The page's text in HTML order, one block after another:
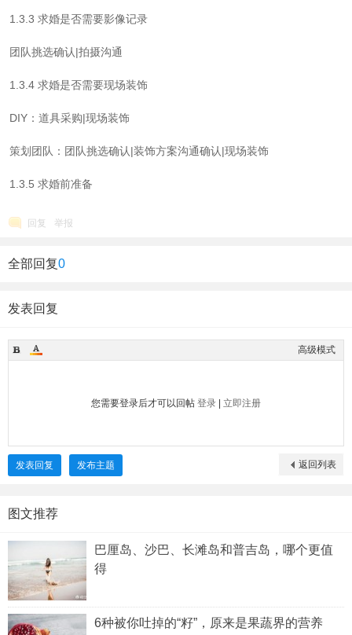
1.3.3 求婚是否需要影像记录
团队挑选确认|拍摄沟通
1.3.4 求婚是否需要现场装饰
DIY：道具采购|现场装饰
策划团队：团队挑选确认|装饰方案沟通确认|现场装饰
1.3.5 求婚前准备
回复 举报
全部回复0
发表回复
高级模式
您需要登录后才可以回帖 登录 立即注册
返回列表
发表回复 发布主题
图文推荐
巴厘岛、沙巴、长滩岛和普吉岛，哪个更值
得
6种被你吐掉的“籽”，原来是果蔬界的营养